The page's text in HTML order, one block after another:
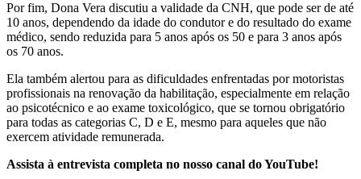
Por fim, Dona Vera discutiu a validade da CNH, que pode ser de até
10 anos, dependendo da idade do condutor e do resultado do exame
médico, sendo reduzida para 5 anos após os 50 e para 3 anos após
os 70 anos.
Ela também alertou para as dificuldades enfrentadas por motoristas
profissionais na renovação da habilitação, especialmente em relação
ao psicotécnico e ao exame toxicológico, que se tornou obrigatório
para todas as categorias C, D e E, mesmo para aqueles que não
exercem atividade remunerada.
Assista à entrevista completa no nosso canal do YouTube!